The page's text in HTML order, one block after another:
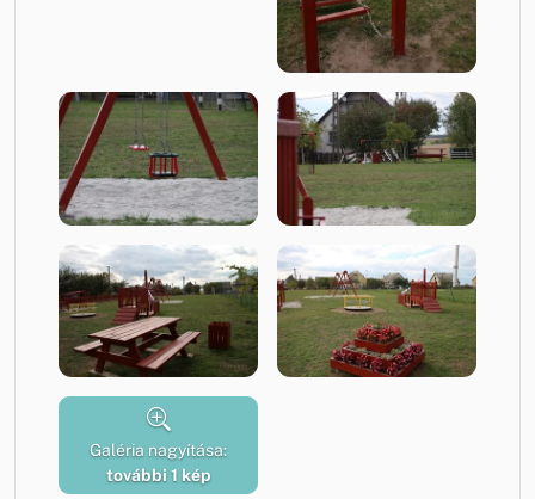
Galéria nagyítása:
további 1 kép